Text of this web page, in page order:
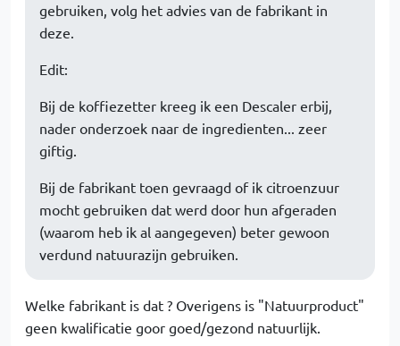
gebruiken, volg het advies van de fabrikant in
deze.
Edit:
Bij de koffiezetter kreeg ik een Descaler erbij,
nader onderzoek naar de ingredienten... zeer
giftig.
Bij de fabrikant toen gevraagd of ik citroenzuur
mocht gebruiken dat werd door hun afgeraden
(waarom heb ik al aangegeven) beter gewoon
verdund natuurazijn gebruiken.
Welke fabrikant is dat ? Overigens is "Natuurproduct"
geen kwalificatie goor goed/gezond natuurlijk.